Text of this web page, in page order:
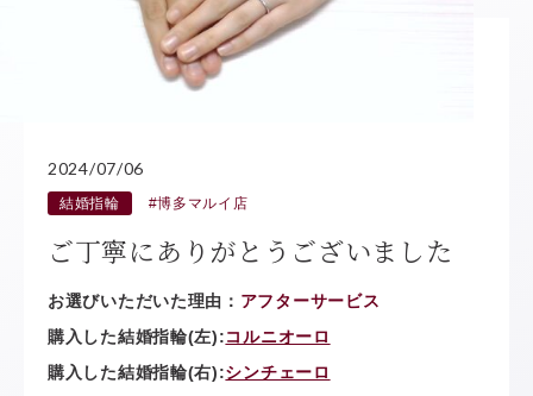
2024/07/06
結婚指輪 #博多マルイ店
ご丁寧にありがとうございました
お選びいただいた理由： アフターサービス
購入した結婚指輪(左):コルニオーロ
購入した結婚指輪(右):シンチェーロ